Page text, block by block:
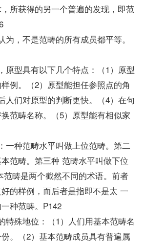
所获得的另一个普遍的发现，即范
，不是范畴的所有成员都平等。
型具有以下几个特点：（1）原型
例。（2）原型能担任参照点的角
人们对原型的判断更快。（4）在句
范畴名称。（5）原型能有相似家
种范畴水平叫做上位范畴。第二
范畴。第三种 范畴水平叫做下位
范畴是两个截然不同的术语。前者
的样例，而后者是指即不是太 一
种范畴。P142
殊地位：（1）人们用基本范畴名
。（2）基本范畴成员具有普遍属